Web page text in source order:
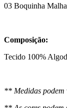
03 Boquinha
Composição:
Tecido 100%
** Medidas podem